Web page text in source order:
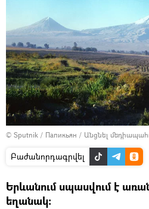
© Sputnik / Папикьян / Անցնել
Բաժանորդագրվել
Երևանում սպասվում է
եղանակ։